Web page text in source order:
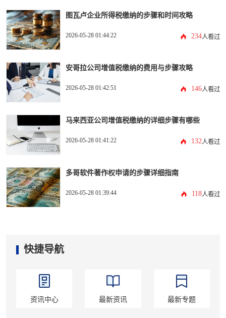
图瓦卢企业所得税缴纳的步骤和时间攻略
2026-05-28 01:44:22 234人看过
安哥拉公司增值税缴纳的费用与步骤攻略
2026-05-28 01:42:51 146人看过
马来西亚公司增值税缴纳的详细步骤有哪些
2026-05-28 01:41:22 132人看过
多哥软件著作权申请的步骤详细指南
2026-05-28 01:39:44 118人看过
快捷导航
资讯中心 最新资讯 最新专题